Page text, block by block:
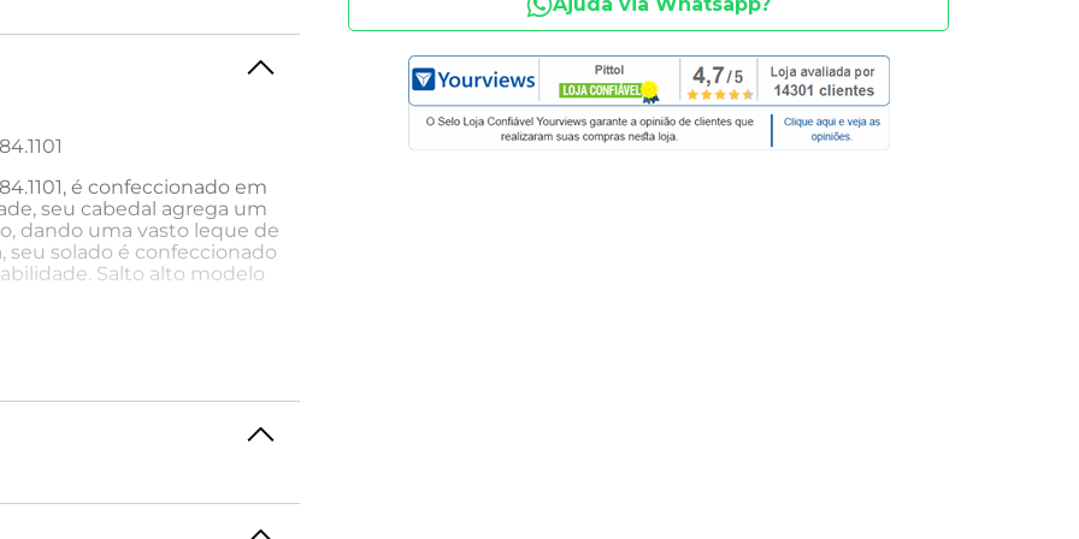
é confeccionado em
seu cabedal agrega um
dando uma vasto leque de
seu solado é confeccionado
Salto alto modelo
O modelo scarpin é um
ganhando várias
e produzidos por
de diversos
e superior a 10 cm), bico
Ajuda via Whatsapp?